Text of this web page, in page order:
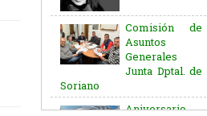
Junta Dptal. de
Soriano
Aniversario
del Natalicio
G. Artigas